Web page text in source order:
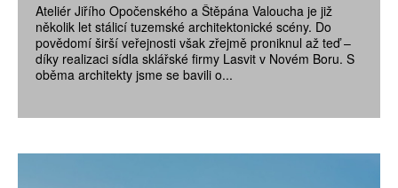
Ateliér Jiřího Opočenského a Štěpána Valoucha je již
několik let stálicí tuzemské architektonické scény. Do
povědomí širší veřejnosti však zřejmě proniknul až teď –
díky realizaci sídla sklářské firmy Lasvit v Novém Boru. S
oběma architekty jsme se bavili o...